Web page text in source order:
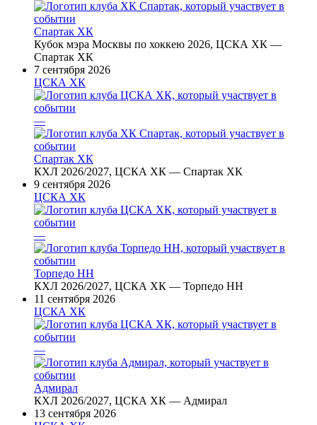
Спартак ХК
Кубок мэра Москвы по хоккею 2026, ЦСКА ХК —
Спартак ХК
7 сентября 2026
ЦСКА ХК
—
Спартак ХК
КХЛ 2026/2027, ЦСКА ХК — Спартак ХК
9 сентября 2026
ЦСКА ХК
—
Торпедо НН
КХЛ 2026/2027, ЦСКА ХК — Торпедо НН
11 сентября 2026
ЦСКА ХК
—
Адмирал
КХЛ 2026/2027, ЦСКА ХК — Адмирал
13 сентября 2026